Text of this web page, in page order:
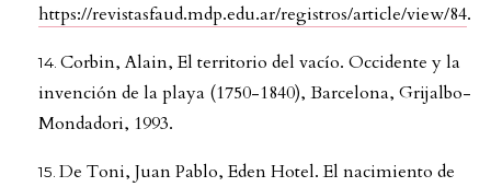
https://revistasfaud.mdp.edu.ar/registros/article/view/84.
Corbin, Alain, El territorio del vacío. Occidente y la
invención de la playa (1750-1840), Barcelona, Grijalbo-
Mondadori, 1993.
De Toni, Juan Pablo, Eden Hotel. El nacimiento de